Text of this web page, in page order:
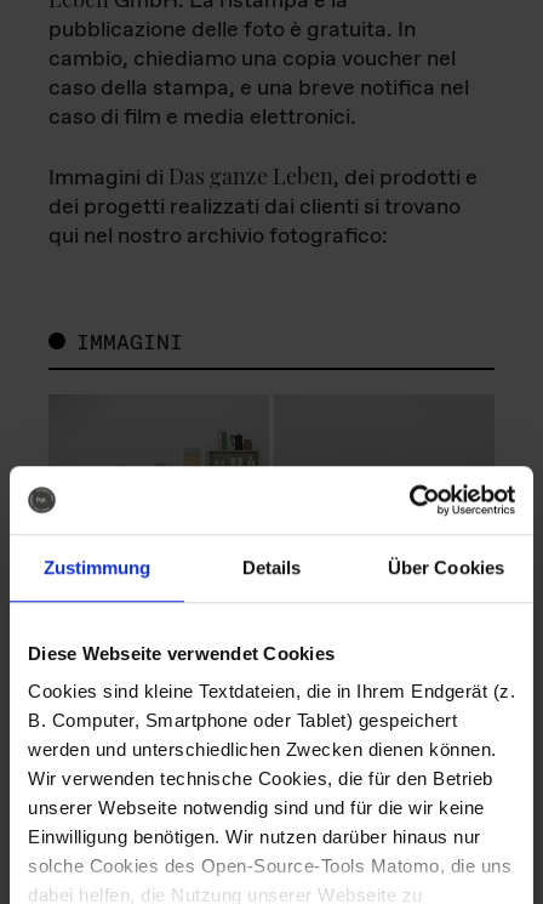
Zustimmung Details Über Cookies
Diese Webseite verwendet Cookies
Cookies sind kleine Textdateien, die in Ihrem Endgerät (z.
B. Computer, Smartphone oder Tablet) gespeichert
werden und unterschiedlichen Zwecken dienen können.
Wir verwenden technische Cookies, die für den Betrieb
unserer Webseite notwendig sind und für die wir keine
Einwilligung benötigen. Wir nutzen darüber hinaus nur
solche Cookies des Open-Source-Tools Matomo, die uns
dabei helfen, die Nutzung unserer Webseite zu
pubblicazione delle foto è gratuita. In
cambio, chiediamo una copia voucher nel
caso della stampa, e una breve notifica nel
caso di film e media elettronici.
Immagini di Das ganze Leben, dei prodotti e
dei progetti realizzati dai clienti si trovano
qui nel nostro archivio fotografico:
IMMAGINI
Fotografo: Lorenz
Sternbach
Download
Fotografo: Lorenz
Sternbach
Download